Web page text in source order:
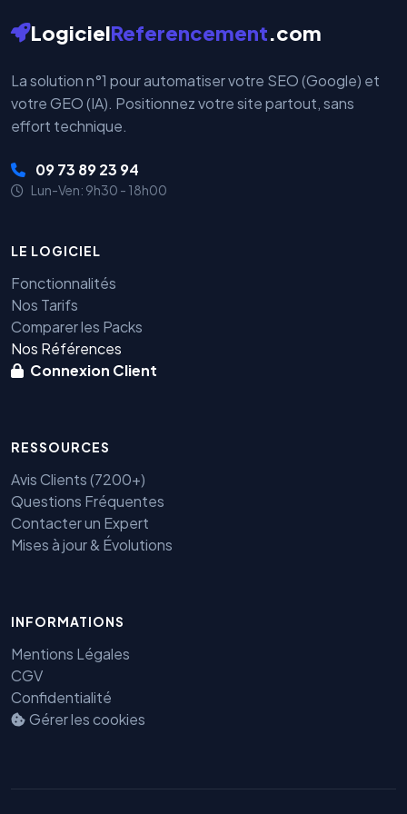
LogicielReferencement.com
La solution n°1 pour automatiser votre SEO (Google) et
votre GEO (IA). Positionnez votre site partout, sans
effort technique.
09 73 89 23 94
Lun-Ven: 9h30 - 18h00
LE LOGICIEL
Fonctionnalités
Nos Tarifs
Comparer les Packs
Nos Références
Connexion Client
RESSOURCES
Avis Clients (7200+)
Questions Fréquentes
Contacter un Expert
Mises à jour & Évolutions
INFORMATIONS
Mentions Légales
CGV
Confidentialité
Gérer les cookies